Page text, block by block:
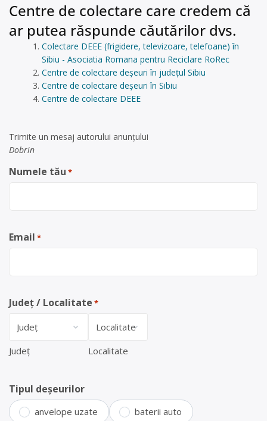
Centre de colectare care credem că
ar putea răspunde căutărilor dvs.
Colectare DEEE (frigidere, televizoare, telefoane) în
Sibiu - Asociatia Romana pentru Reciclare RoRec
Centre de colectare deșeuri în județul Sibiu
Centre de colectare deșeuri în Sibiu
Centre de colectare DEEE
Trimite un mesaj autorului anunţului
Dobrin
Numele tău *
Email *
Județ / Localitate *
Județ Localitate
Tipul deșeurilor
anvelope uzate baterii auto